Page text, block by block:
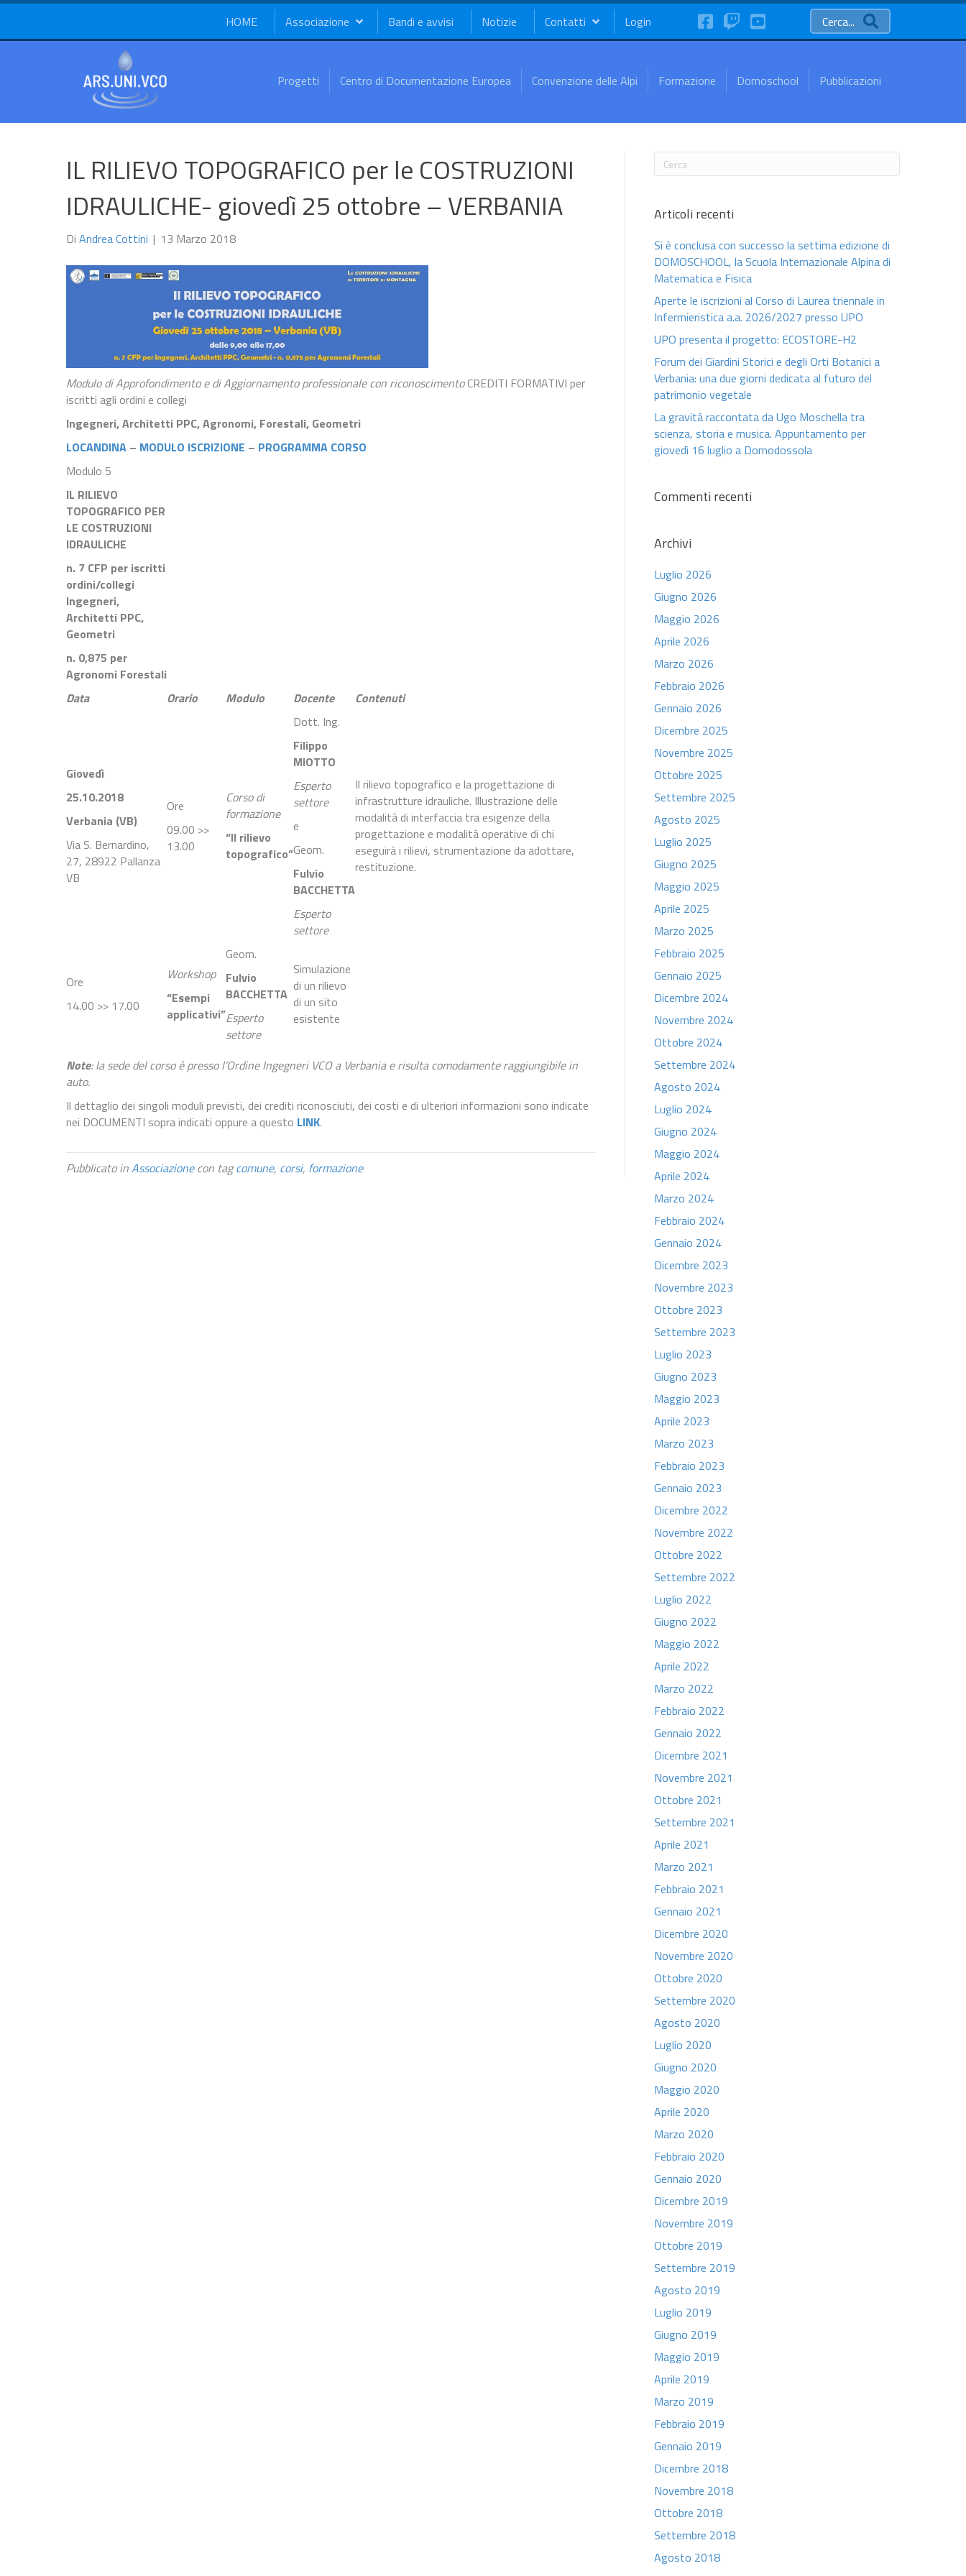
HOME Associazione Bandi e avvisi Notizie Contatti Login FaceBookTwitchYouTube Cerca...
Progetti Centro di Documentazione Europea Convenzione delle Alpi Formazione Domoschool Pubblicazioni
IL RILIEVO TOPOGRAFICO per le COSTRUZIONI
IDRAULICHE- giovedì 25 ottobre – VERBANIA
Di Andrea Cottini | 13 Marzo 2018
Modulo di Approfondimento e di Aggiornamento professionale con riconoscimentoCREDITI FORMATIVI per
iscritti agli ordini e collegi
Ingegneri, Architetti PPC, Agronomi, Forestali, Geometri
LOCANDINA – MODULO ISCRIZIONE – PROGRAMMA CORSO
Modulo 5
IL RILIEVO
TOPOGRAFICO PER
LE COSTRUZIONI
IDRAULICHE
n. 7 CFP per iscritti
ordini/collegi
Ingegneri,
Architetti PPC,
Geometri
n. 0,875 per
Agronomi Forestali
Data
Orario Modulo Docente Contenuti
Giovedì
25.10.2018
Verbania (VB)
Via S. Bernardino,
27, 28922 Pallanza
VB
Ore
09.00 >>
13.00
Corso di
formazione
“Il rilievo
topografico”
Dott. Ing.
Filippo
MIOTTO
Esperto
settore
e
Geom.
Fulvio
BACCHETTA
Esperto
settore
Il rilievo topografico e la progettazione di
infrastrutture idrauliche. Illustrazione delle
modalità di interfaccia tra esigenze della
progettazione e modalità operative di chi
eseguirà i rilievi, strumentazione da adottare,
restituzione.
Ore
14.00 >> 17.00
Workshop
“Esempi
applicativi”
Geom.
Fulvio
BACCHETTA
Esperto
settore
Simulazione
di un rilievo
di un sito
esistente
Note: la sede del corso è presso l’Ordine Ingegneri VCO a Verbania e risulta comodamente raggiungibile in
auto.
Il dettaglio dei singoli moduli previsti, dei crediti riconosciuti, dei costi e di ulteriori informazioni sono indicate
nei DOCUMENTI sopra indicati oppure a questo LINK.
Pubblicato inAssociazionecon tagcomune, corsi, formazione
Articoli recenti
Si è conclusa con successo la settima edizione di
DOMOSCHOOL, la Scuola Internazionale Alpina di
Matematica e Fisica
Aperte le iscrizioni al Corso di Laurea triennale in
Infermieristica a.a. 2026/2027 presso UPO
UPO presenta il progetto: ECOSTORE-H2
Forum dei Giardini Storici e degli Orti Botanici a
Verbania: una due giorni dedicata al futuro del
patrimonio vegetale
La gravità raccontata da Ugo Moschella tra
scienza, storia e musica. Appuntamento per
giovedì 16 luglio a Domodossola
Commenti recenti
Archivi
Luglio 2026
Giugno 2026
Maggio 2026
Aprile 2026
Marzo 2026
Febbraio 2026
Gennaio 2026
Dicembre 2025
Novembre 2025
Ottobre 2025
Settembre 2025
Agosto 2025
Luglio 2025
Giugno 2025
Maggio 2025
Aprile 2025
Marzo 2025
Febbraio 2025
Gennaio 2025
Dicembre 2024
Novembre 2024
Ottobre 2024
Settembre 2024
Agosto 2024
Luglio 2024
Giugno 2024
Maggio 2024
Aprile 2024
Marzo 2024
Febbraio 2024
Gennaio 2024
Dicembre 2023
Novembre 2023
Ottobre 2023
Settembre 2023
Luglio 2023
Giugno 2023
Maggio 2023
Aprile 2023
Marzo 2023
Febbraio 2023
Gennaio 2023
Dicembre 2022
Novembre 2022
Ottobre 2022
Settembre 2022
Luglio 2022
Giugno 2022
Maggio 2022
Aprile 2022
Marzo 2022
Febbraio 2022
Gennaio 2022
Dicembre 2021
Novembre 2021
Ottobre 2021
Settembre 2021
Aprile 2021
Marzo 2021
Febbraio 2021
Gennaio 2021
Dicembre 2020
Novembre 2020
Ottobre 2020
Settembre 2020
Agosto 2020
Luglio 2020
Giugno 2020
Maggio 2020
Aprile 2020
Marzo 2020
Febbraio 2020
Gennaio 2020
Dicembre 2019
Novembre 2019
Ottobre 2019
Settembre 2019
Agosto 2019
Luglio 2019
Giugno 2019
Maggio 2019
Aprile 2019
Marzo 2019
Febbraio 2019
Gennaio 2019
Dicembre 2018
Novembre 2018
Ottobre 2018
Settembre 2018
Agosto 2018